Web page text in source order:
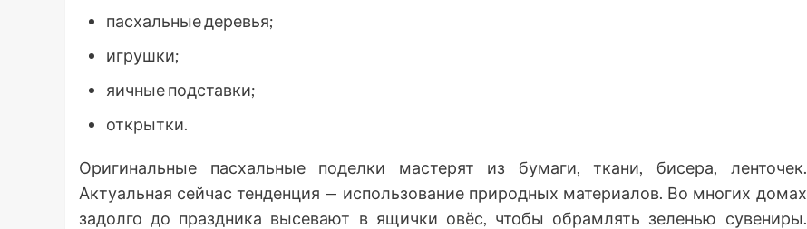
пасхальные деревья;
игрушки;
яичные подставки;
открытки.
Оригинальные пасхальные поделки мастерят из бумаги, ткани, бисера, ленточек.
Актуальная сейчас тенденция — использование природных материалов. Во многих домах
задолго до праздника высевают в ящички овёс, чтобы обрамлять зеленью сувениры.